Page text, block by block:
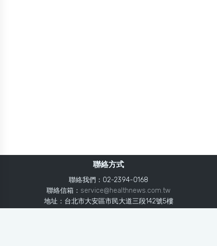
聯絡方式
聯絡我們：02-2394-0168
聯絡信箱： service@healthnews.com.tw
地址：台北市大安區市民大道三段142號5樓